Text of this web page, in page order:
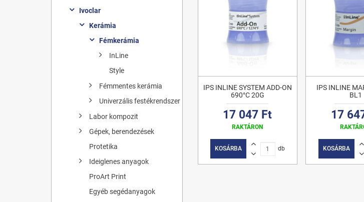
Ivoclar
Kerámia
Fémkerámia
InLine
Style
Fémmentes kerámia
Univerzális festékrendszer
Labor kompozit
Gépek, berendezések
Protetika
Ideiglenes anyagok
ProArt Print
Egyéb segédanyagok
IPS INLINE SYSTEM ADD-ON
690°C 20G
17 047 Ft
RAKTÁRON
KOSÁRBA db
IPS INLINE
BL1
17
KOSÁRBA